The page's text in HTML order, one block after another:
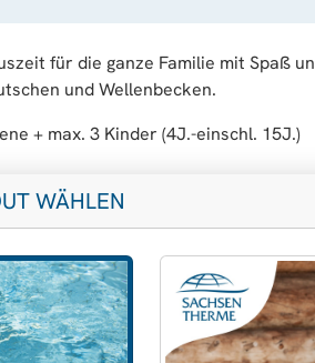
für die ganze Familie mit Spaß
und Wellenbecken.
+ max. 3 Kinder (4J.-einschl. 15J.)
WÄHLEN